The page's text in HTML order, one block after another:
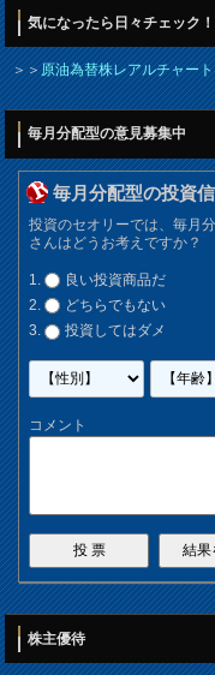
気になったら日々チェック！
＞＞原油為替株レアルチャート
毎月分配型の意見募集中
毎月分配型の投資
投資のセオリーでは、毎月
さんはどうお考えですか？
良い投資商品だ
どちらでもない
投資してはダメ
コメント
株主優待